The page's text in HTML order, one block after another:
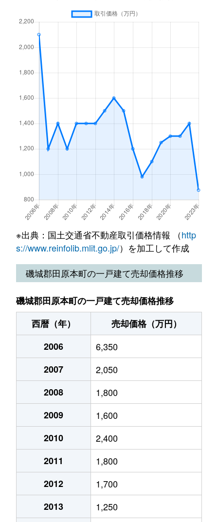
※出典：国土交通省不動産取引価格情報 （http
s://www.reinfolib.mlit.go.jp/）を加工して作成
磯城郡田原本町の一戸建て売却価格推移
磯城郡田原本町の一戸建て売却価格推移
西暦（年）
売却価格（万円）
2006
6,350
2007
2,050
2008
1,800
2009
1,600
2010
2,400
2011
1,800
2012
1,700
2013
1,250